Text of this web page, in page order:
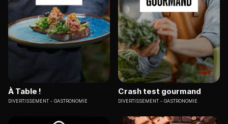
À Table !
DIVERTISSEMENT GASTRONOMIE
Crash test gourmand
DIVERTISSEMENT GASTRONOMIE